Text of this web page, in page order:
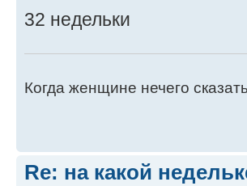
32 недельки
Когда женщине нечего
Re: на какой